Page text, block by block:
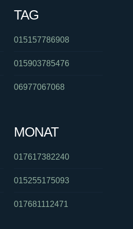
TAG
015157786908
015903785476
06977067068
MONAT
017617382240
015255175093
017681112471